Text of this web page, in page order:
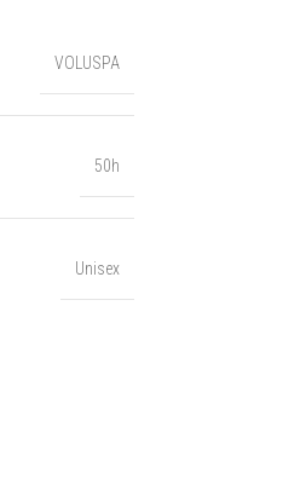
VOLUSPA
50h
Unisex